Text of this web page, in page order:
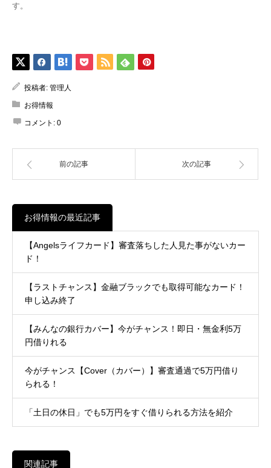
す。
投稿者: 管理人
お得情報
コメント: 0
前の記事 次の記事
お得情報の最近記事
【Angelsライフカード】審査落ちした人見た事がないカー
ド！
【ラストチャンス】金融ブラックでも取得可能なカード！
申し込み終了
【みんなの銀行カバー】今がチャンス！即日・無金利5万
円借りれる
今がチャンス【Cover（カバー）】審査通過で5万円借り
られる！
「土日の休日」でも5万円をすぐ借りられる方法を紹介
関連記事